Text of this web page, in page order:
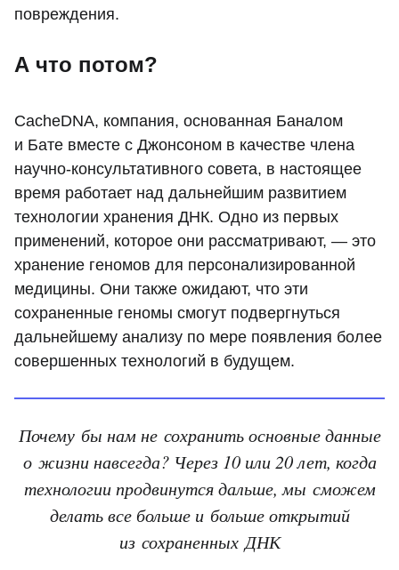
повреждения.
А что потом?
CacheDNA, компания, основанная Баналом
и Бате вместе с Джонсоном в качестве члена
научно-консультативного совета, в настоящее
время работает над дальнейшим развитием
технологии хранения ДНК. Одно из первых
применений, которое они рассматривают, — это
хранение геномов для персонализированной
медицины. Они также ожидают, что эти
сохраненные геномы смогут подвергнуться
дальнейшему анализу по мере появления более
совершенных технологий в будущем.
Почему бы нам не сохранить основные данные
о жизни навсегда? Через 10 или 20 лет, когда
технологии продвинутся дальше, мы сможем
делать все больше и больше открытий
из сохраненных ДНК